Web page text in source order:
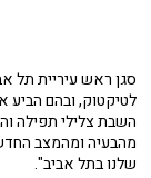
סגן ראש עיריית תל
לטיקטוק, ובהם הביע
השבת צלילי תפילה
מהבעיה ומהמצב
שלנו בתל אביב".